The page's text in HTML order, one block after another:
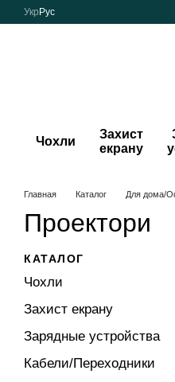
Перейти к основному контенту
Укр Рус
Чохли
Захист
екрану
Главная Каталог Для дома/
Проектори
КАТАЛОГ
Чохли
Захист екрану
Зарядные устройства
Кабели/Переходники